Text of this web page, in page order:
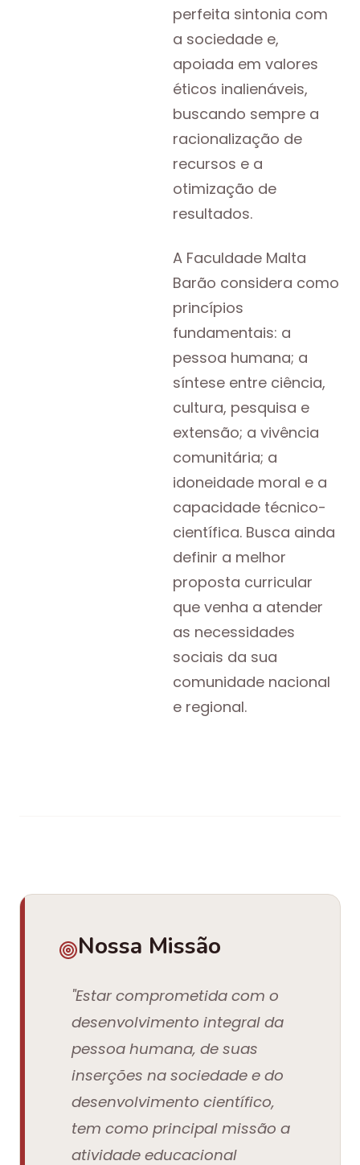
perfeita sintonia com
a sociedade e,
apoiada em valores
éticos inalienáveis,
buscando sempre a
racionalização de
recursos e a
otimização de
resultados.
A Faculdade Malta
Barão considera como
princípios
fundamentais: a
pessoa humana; a
síntese entre ciência,
cultura, pesquisa e
extensão; a vivência
comunitária; a
idoneidade moral e a
capacidade técnico-
científica. Busca ainda
definir a melhor
proposta curricular
que venha a atender
as necessidades
sociais da sua
comunidade nacional
e regional.
Nossa Missão
"Estar comprometida com o
desenvolvimento integral da
pessoa humana, de suas
inserções na sociedade e do
desenvolvimento científico,
tem como principal missão a
atividade educacional